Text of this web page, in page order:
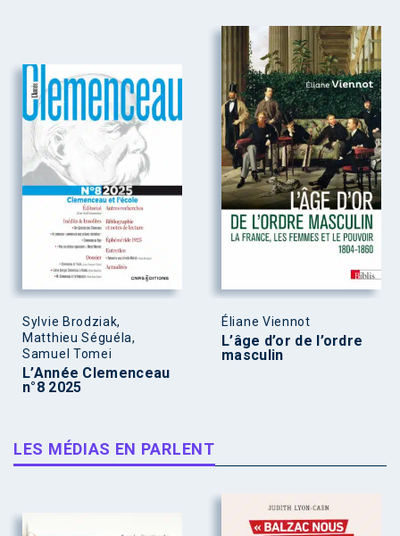
Sylvie Brodziak,
Matthieu Séguéla,
Samuel Tomei
L’Année Clemenceau
n°8 2025
Éliane Viennot
L’âge d’or de l’ordre
masculin
LES MÉDIAS EN PARLENT